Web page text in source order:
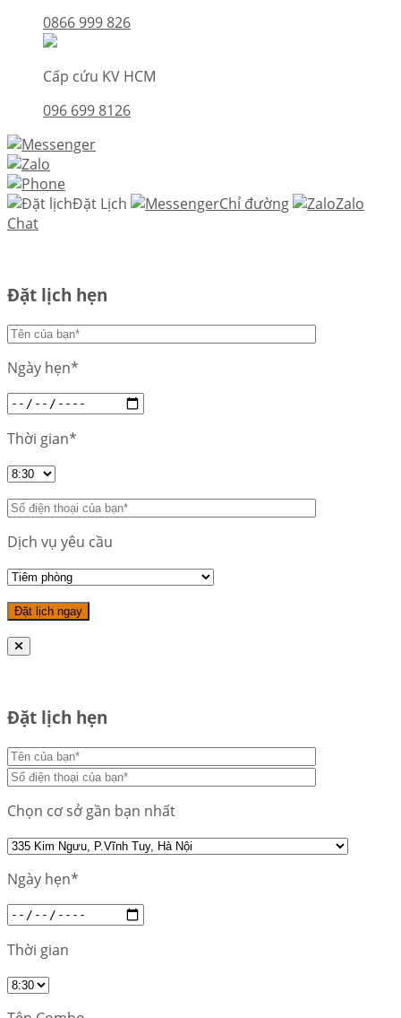
0866 999 826
Cấp cứu KV HCM
096 699 8126
Đặt Lịch Chỉ đường
Zalo
Chat
Đặt lịch hẹn
Ngày hẹn*
Thời gian*
Dịch vụ yêu cầu
Đặt lịch hẹn
Chọn cơ sở gần bạn nhất
Ngày hẹn*
Thời gian